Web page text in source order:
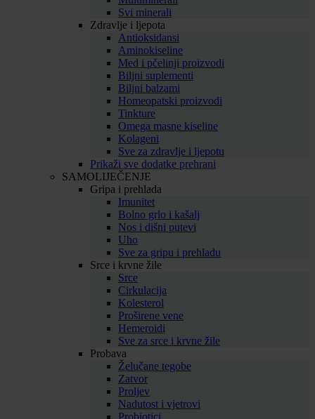
Svi minerali
Zdravlje i ljepota
Antioksidansi
Aminokiseline
Med i pčelinji proizvodi
Biljni suplementi
Biljni balzami
Homeopatski proizvodi
Tinkture
Omega masne kiseline
Kolageni
Sve za zdravlje i ljepotu
Prikaži sve dodatke prehrani
SAMOLIJEČENJE
Gripa i prehlada
Imunitet
Bolno grlo i kašalj
Nos i dišni putevi
Uho
Sve za gripu i prehladu
Srce i krvne žile
Srce
Cirkulacija
Kolesterol
Proširene vene
Hemeroidi
Sve za srce i krvne žile
Probava
Želučane tegobe
Zatvor
Proljev
Nadutost i vjetrovi
Probiotici